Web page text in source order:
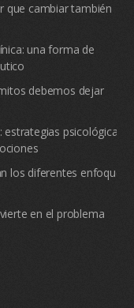
que cambiar también
una forma de
debemos dejar
psicológicas
los diferentes enfoques
en el problema